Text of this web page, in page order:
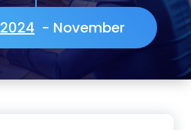
2024 - November